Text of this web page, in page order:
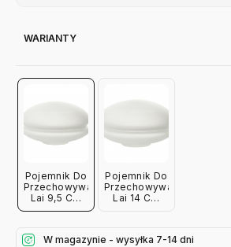
WARIANTY
Pojemnik Do
Przechowywania
Lai 9,5 Cm
Bolia
Pojemnik Do
Przechowywania
Lai 14 Cm
W magazynie - wysyłka 7-14 dni